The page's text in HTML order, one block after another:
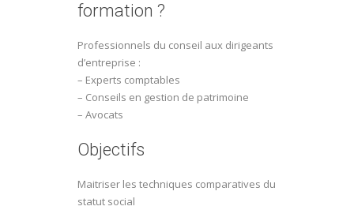
formation ?
Professionnels du conseil aux dirigeants
d’entreprise :
– Experts comptables
– Conseils en gestion de patrimoine
– Avocats
Objectifs
Maitriser les techniques comparatives du
statut social